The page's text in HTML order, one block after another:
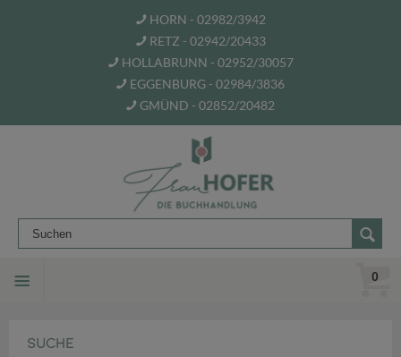
HORN - 02982/3942
RETZ - 02942/20433
HOLLABRUNN - 02952/30057
EGGENBURG - 02984/3836
GMÜND - 02852/20482
0
SUCHE